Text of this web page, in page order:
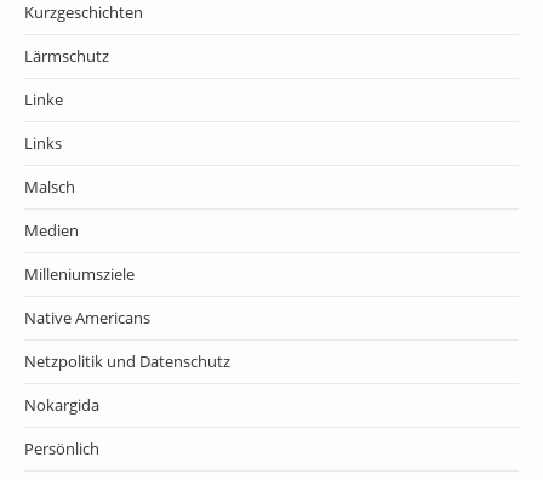
Kurzgeschichten
Lärmschutz
Linke
Links
Malsch
Medien
Milleniumsziele
Native Americans
Netzpolitik und Datenschutz
Nokargida
Persönlich